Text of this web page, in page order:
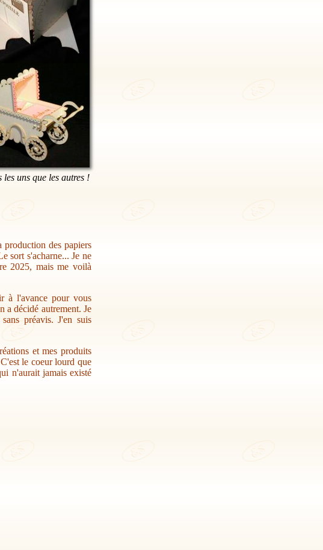
les uns que les autres !
production des papiers
sort s'acharne... Je ne
2025, mais me voilà
à l'avance pour vous
a décidé autrement. Je
préavis. J'en suis
et mes produits
le coeur lourd que
n'aurait jamais existé